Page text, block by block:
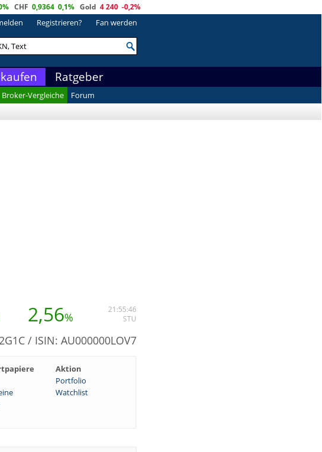
CHF 0,9364 0,1% Gold 4 240 -0,2%
Registrieren? Fan werden
Ratgeber
Broker-Vergleiche
Forum
2,56%
21:55:46
STU
/ ISIN: AU000000LOV7
Aktion
Portfolio
Watchlist